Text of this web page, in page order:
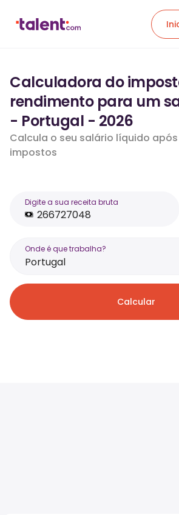
Calculadora do
rendimento para um
- Portugal - 2026
Calcula o seu salário líquido
impostos
Digite a sua receita bruta
Onde é que trabalha?
Portugal
Calcular